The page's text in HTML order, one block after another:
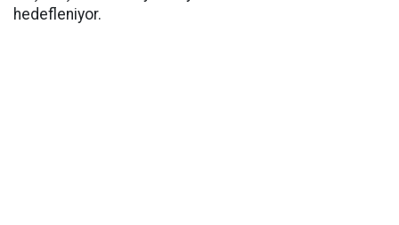
hedefleniyor.